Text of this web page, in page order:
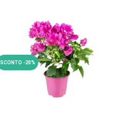
SCONTO -20%